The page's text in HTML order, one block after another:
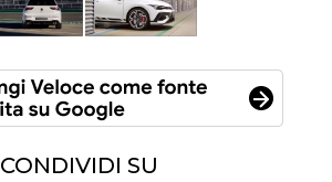
CONDIVIDI SU